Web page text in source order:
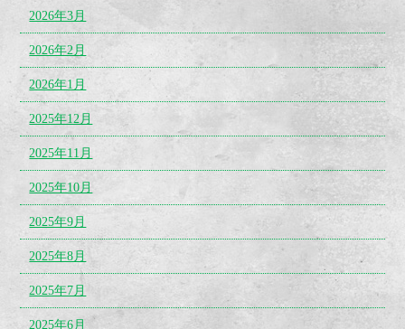
2026年3月
2026年2月
2026年1月
2025年12月
2025年11月
2025年10月
2025年9月
2025年8月
2025年7月
2025年6月